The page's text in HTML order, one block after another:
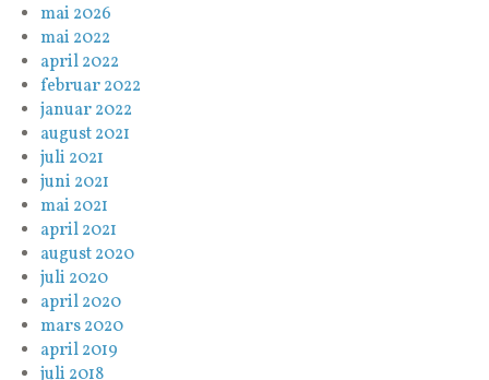
mai 2026
mai 2022
april 2022
februar 2022
januar 2022
august 2021
juli 2021
juni 2021
mai 2021
april 2021
august 2020
juli 2020
april 2020
mars 2020
april 2019
juli 2018